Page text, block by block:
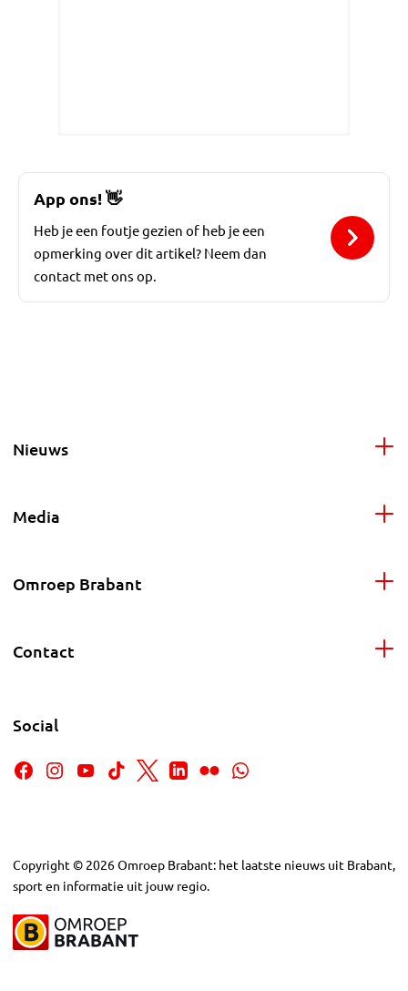
App ons!👋
Heb je een foutje gezien of heb je een
opmerking over dit artikel? Neem dan
contact met ons op.
Nieuws
Media
Omroep Brabant
Contact
Social
Copyright © 2026Omroep Brabant: het laatste nieuws uit Brabant,
sport en informatie uit jouw regio.